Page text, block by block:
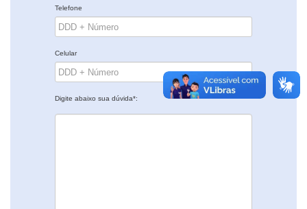
Telefone
Celular
Digite abaixo sua dúvida*: